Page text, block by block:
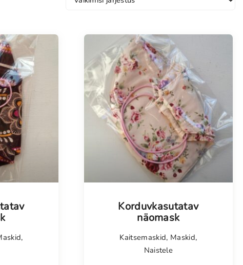
,
Korduvkasutatav
näomask
Kaitsemaskid, Maskid,
Naistele